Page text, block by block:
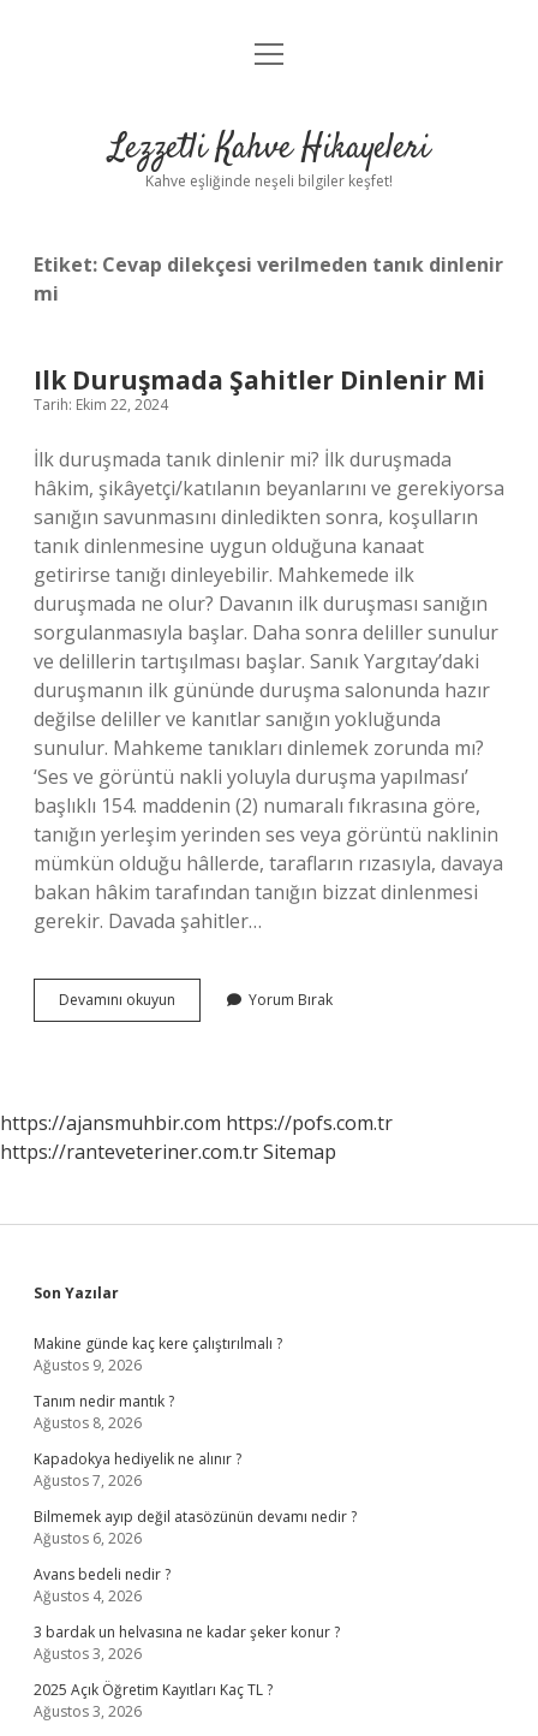
Anasayfa
Yasal Uyarı
menüyü
Lezzetli Kahve Hikayeleri
Kahve eşliğinde neşeli bilgiler keşfet!
Etiket: Cevap dilekçesi verilmeden tanık dinlenir
mi
Ilk Duruşmada Şahitler Dinlenir Mi
Tarih: Ekim 22, 2024
İlk duruşmada tanık dinlenir mi? İlk duruşmada
hâkim, şikâyetçi/katılanın beyanlarını ve gerekiyorsa
sanığın savunmasını dinledikten sonra, koşulların
tanık dinlenmesine uygun olduğuna kanaat
getirirse tanığı dinleyebilir. Mahkemede ilk
duruşmada ne olur? Davanın ilk duruşması sanığın
sorgulanmasıyla başlar. Daha sonra deliller sunulur
ve delillerin tartışılması başlar. Sanık Yargıtay’daki
duruşmanın ilk gününde duruşma salonunda hazır
değilse deliller ve kanıtlar sanığın yokluğunda
sunulur. Mahkeme tanıkları dinlemek zorunda mı?
‘Ses ve görüntü nakli yoluyla duruşma yapılması’
başlıklı 154. maddenin (2) numaralı fıkrasına göre,
tanığın yerleşim yerinden ses veya görüntü naklinin
mümkün olduğu hâllerde, tarafların rızasıyla, davaya
bakan hâkim tarafından tanığın bizzat dinlenmesi
gerekir. Davada şahitler…
Devamını okuyun
Duruşmada
Yorum Bırak
https://ajansmuhbir.com https://pofs.com.tr
https://ranteveteriner.com.trSitemap
Sidebar
Son Yazılar
Makine günde kaç kere çalıştırılmalı ?
Ağustos 9, 2026
Tanım nedir mantık ?
Ağustos 8, 2026
Kapadokya hediyelik ne alınır ?
Ağustos 7, 2026
Bilmemek ayıp değil atasözünün devamı nedir ?
Ağustos 6, 2026
Avans bedeli nedir ?
Ağustos 4, 2026
3 bardak un helvasına ne kadar şeker konur ?
Ağustos 3, 2026
2025 Açık Öğretim Kayıtları Kaç TL ?
Ağustos 3, 2026